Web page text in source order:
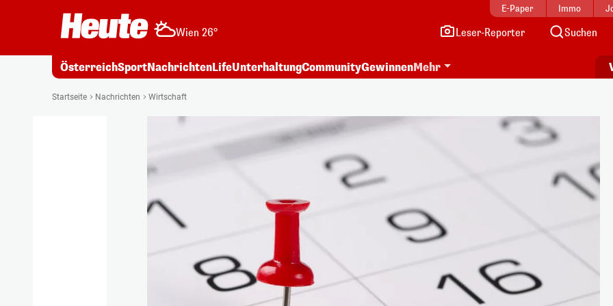
E-Paper Immo
Wien 26° Leser-Reporter Suchen
ÖsterreichSportNachrichtenLifeUnterhaltungCommunityGewinnenMehr
Startseite Nachrichten Wirtschaft